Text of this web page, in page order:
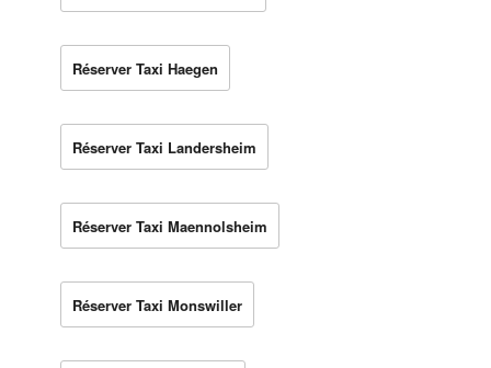
Réserver Taxi Haegen
Réserver Taxi Landersheim
Réserver Taxi Maennolsheim
Réserver Taxi Monswiller